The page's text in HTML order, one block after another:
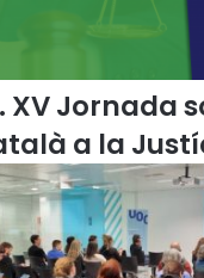
XV Jornada
a la